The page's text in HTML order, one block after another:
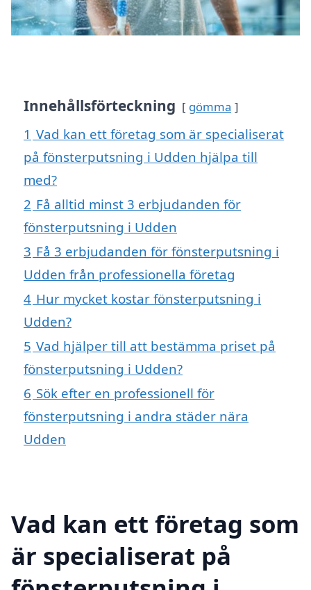
Innehållsförteckning gömma
1 Vad kan ett företag som är specialiserat
på fönsterputsning i Udden hjälpa till
med?
2 Få alltid minst 3 erbjudanden för
fönsterputsning i Udden
3 Få 3 erbjudanden för fönsterputsning i
Udden från professionella företag
4 Hur mycket kostar fönsterputsning i
Udden?
5 Vad hjälper till att bestämma priset på
fönsterputsning i Udden?
6 Sök efter en professionell för
fönsterputsning i andra städer nära
Udden
Vad kan ett företag som
är specialiserat på